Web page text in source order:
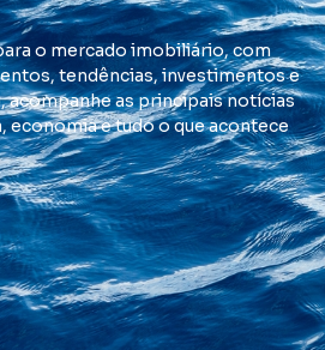
o mercado imobiliário, com
tendências, investimentos e
acompanhe as principais notícias
economia e tudo o que acontece